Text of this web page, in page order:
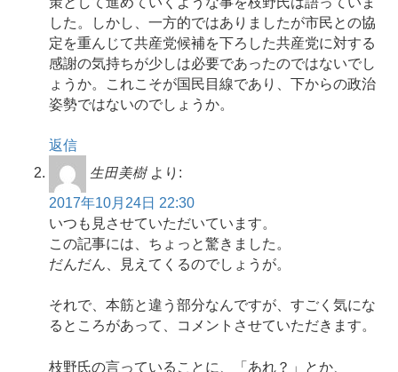
した。しかし、一方的ではありましたが市民との協
定を重んじて共産党候補を下ろした共産党に対する
感謝の気持ちが少しは必要であったのではないでし
ょうか。これこそが国民目線であり、下からの政治
姿勢ではないのでしょうか。
返信
生田美樹 より:
2017年10月24日 22:30
いつも見させていただいています。
この記事には、ちょっと驚きました。
だんだん、見えてくるのでしょうが。
それで、本筋と違う部分なんですが、すごく気にな
るところがあって、コメントさせていただきます。
枝野氏の言っていることに、「あれ？」とか、